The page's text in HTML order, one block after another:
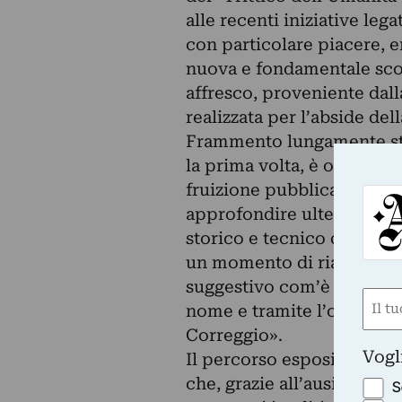
alle recenti iniziative
con particolare piacere,
nuova e fondamentale
affresco, proveniente
realizzata per l’abside
Frammento lungamente
la prima volta, è oggetto
fruizione pubblica e
approfondire
storico e tecnico di tale
un momento di
suggestivo com’è il
nome e tramite l’opera
Correggio».
Il percorso espositivo
che, grazie all’ausilio di
Nome